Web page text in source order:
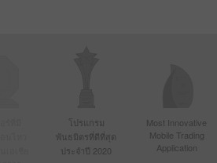
โปรแกรม
พันธมิตรที่ดีที่สุด
ประจำปี 2020
Most Innovative
Mobile Trading
Application